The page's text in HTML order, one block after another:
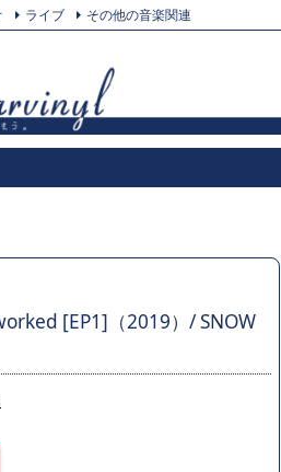
ライブ
その他の音楽関連
[EP1]（2019）/ SNOW